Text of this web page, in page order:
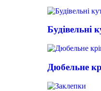
Будівельні
Дюбельне